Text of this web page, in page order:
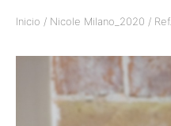
Inicio / Nicole Milano_2020 /